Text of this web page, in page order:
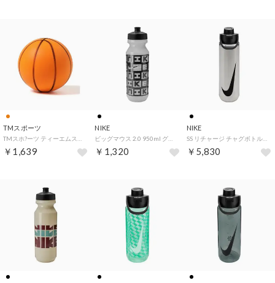
TMスポーツ
￥1,639
NIKE
￥1,320
NIKE
SS リチャージ チャグボトル 700ml【返品不可商品】 （ブラッシュドステンレススチール/ブラック/ブラック）
￥5,830